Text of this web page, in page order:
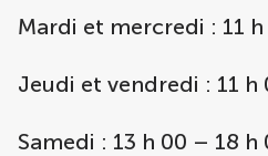
Mardi et mercredi : 11
Jeudi et vendredi : 11 h
Samedi : 13 h 00 – 18 h